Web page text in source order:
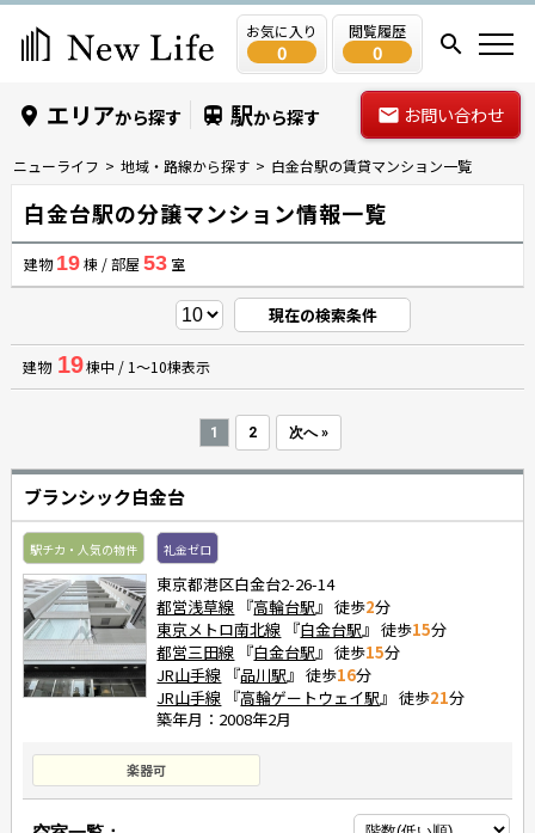
お気に入り
0
閲覧履歴
0
エリアから探す 駅から探す お問い合わせ
ニューライフ 地域・路線から探す 白金台駅の賃貸マンション一覧
白金台駅の分譲マンション情報一覧
建物19棟 / 部屋 53室
現在の検索条件
建物 19棟中 / 1～10棟表示
1 2 次へ »
ブランシック白金台
駅チカ・人気の物件 礼金ゼロ
東京都港区白金台2-26-14
都営浅草線 『高輪台駅 』 徒歩2分
東京メトロ南北線 『白金台駅 』 徒歩15分
都営三田線 『白金台駅 』 徒歩15分
JR山手線 『品川駅 』 徒歩16分
JR山手線 『高輪ゲートウェイ駅 』 徒歩21分
築年月：2008年2月
楽器可